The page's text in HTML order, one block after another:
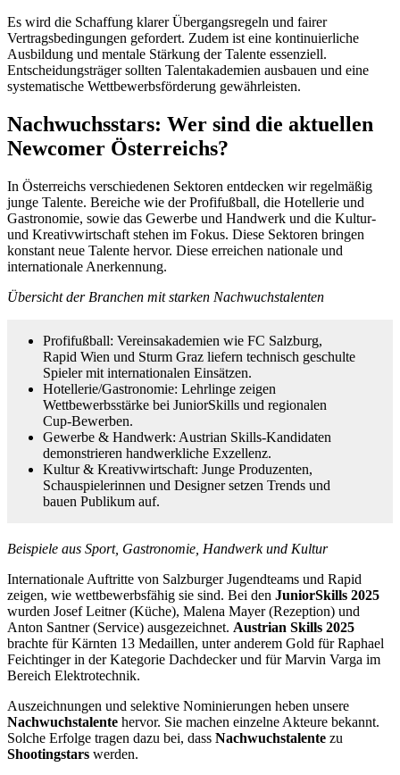
Es wird die Schaffung klarer Übergangsregeln und fairer
Vertragsbedingungen gefordert. Zudem ist eine kontinuierliche
Ausbildung und mentale Stärkung der Talente essenziell.
Entscheidungsträger sollten Talentakademien ausbauen und eine
systematische Wettbewerbsförderung gewährleisten.
Nachwuchsstars: Wer sind die aktuellen
Newcomer Österreichs?
In Österreichs verschiedenen Sektoren entdecken wir regelmäßig
junge Talente. Bereiche wie der Profifußball, die Hotellerie und
Gastronomie, sowie das Gewerbe und Handwerk und die Kultur-
und Kreativwirtschaft stehen im Fokus. Diese Sektoren bringen
konstant neue Talente hervor. Diese erreichen nationale und
internationale Anerkennung.
Übersicht der Branchen mit starken Nachwuchstalenten
Profifußball: Vereinsakademien wie FC Salzburg,
Rapid Wien und Sturm Graz liefern technisch geschulte
Spieler mit internationalen Einsätzen.
Hotellerie/Gastronomie: Lehrlinge zeigen
Wettbewerbsstärke bei JuniorSkills und regionalen
Cup-Bewerben.
Gewerbe & Handwerk: Austrian Skills-Kandidaten
demonstrieren handwerkliche Exzellenz.
Kultur & Kreativwirtschaft: Junge Produzenten,
Schauspielerinnen und Designer setzen Trends und
bauen Publikum auf.
Beispiele aus Sport, Gastronomie, Handwerk und Kultur
Internationale Auftritte von Salzburger Jugendteams und Rapid
zeigen, wie wettbewerbsfähig sie sind. Bei den JuniorSkills 2025
wurden Josef Leitner (Küche), Malena Mayer (Rezeption) und
Anton Santner (Service) ausgezeichnet. Austrian Skills 2025
brachte für Kärnten 13 Medaillen, unter anderem Gold für Raphael
Feichtinger in der Kategorie Dachdecker und für Marvin Varga im
Bereich Elektrotechnik.
Auszeichnungen und selektive Nominierungen heben unsere
Nachwuchstalente hervor. Sie machen einzelne Akteure bekannt.
Solche Erfolge tragen dazu bei, dass Nachwuchstalente zu
Shootingstars werden.